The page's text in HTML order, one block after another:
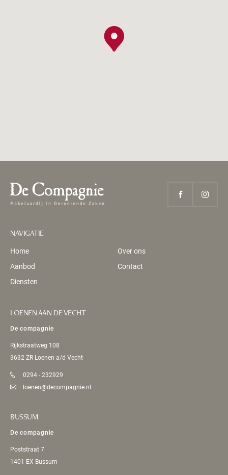
NAVIGATIE
Home
Aanbod
Diensten
Over ons
Contact
LOENEN AAN DE VECHT
De compagnie
Rijkstraatweg 108
3632 ZR Loenen a/d Vecht
0294 - 232929
loenen@decompagnie.nl
BUSSUM
De compagnie
Poststraat 7
1401 EX Bussum